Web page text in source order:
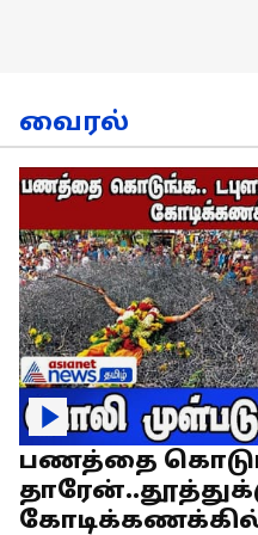
வைரல்
பணத்தை
கோடிக்கணக்கில்